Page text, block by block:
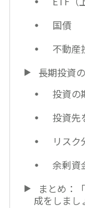
国債
不動産
長期投資
投資の
投資先
リスク
余剰資
まとめ：
成をしまし